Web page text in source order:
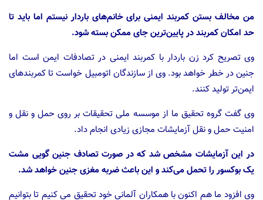
من مخالف بستن کمربند ایمنی برای خانم‌های باردار نیستم اما باید تا
حد امکان کمربند در پایین‌ترین جای ممکن بسته شود.
وی تصریح کرد زن باردار با کمربند ایمنی در تصادفات ایمن است اما
جنین در خطر خواهد بود. وی از سازندگان اتومبیل خواست تا کمربندهای
ایمن‌تر تولید کنند.
وی گفت گروه تحقیق ما از موسسه ملی تحقیقات بر روی حمل و نقل و
امنیت حمل و نقل آزمایشات مجازی زیادی انجام داد.
در این آزمایشات مشخص شد که در صورت تصادف جنین گویی مشت
یک بوکسور را تحمل می‌کند و این باعث ضربه مغزی جنین خواهد شد.
وی افزود ما هم اکنون با همکاران آلمانی خود تحقیق می کنیم تا بتوانیم